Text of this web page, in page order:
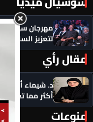
مهرجان
لتعزيز السلام
مقال رأي
د. شيماء
أكثر مما تعرف
منوعات